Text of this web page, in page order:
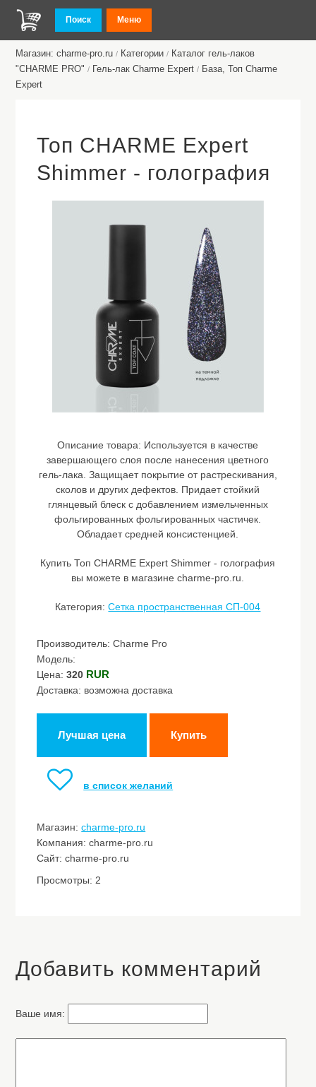
Поиск Меню
Магазин: charme-pro.ru / Категории / Каталог гель-лаков
"CHARME PRO" / Гель-лак Charme Expert / База, Топ Charme
Expert
Топ CHARME Expert
Shimmer - голография
Описание товара: Используется в качестве
завершающего слоя после нанесения цветного
гель-лака. Защищает покрытие от растрескивания,
сколов и других дефектов. Придает стойкий
глянцевый блеск с добавлением измельченных
фольгированных фольгированных частичек.
Обладает средней консистенцией.
Купить Топ CHARME Expert Shimmer - голография
вы можете в магазине charme-pro.ru.
Категория:Сетка пространственная СП-004
Производитель: Charme Pro
Модель:
Цена:320 RUR
Доставка: возможна доставка
Лучшая цена Купить
в список желаний
Магазин:charme-pro.ru
Компания: charme-pro.ru
Сайт: charme-pro.ru
Просмотры: 2
Добавить комментарий
Ваше имя: